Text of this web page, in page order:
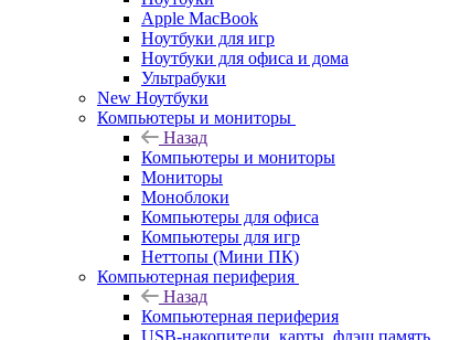
Apple MacBook
Ноутбуки для игр
Ноутбуки для офиса и дома
Ультрабуки
New Ноутбуки
Компьютеры и мониторы
Назад
Компьютеры и мониторы
Мониторы
Моноблоки
Компьютеры для офиса
Компьютеры для игр
Неттопы (Мини ПК)
Компьютерная периферия
Назад
Компьютерная периферия
USB-накопители, карты, флэш память